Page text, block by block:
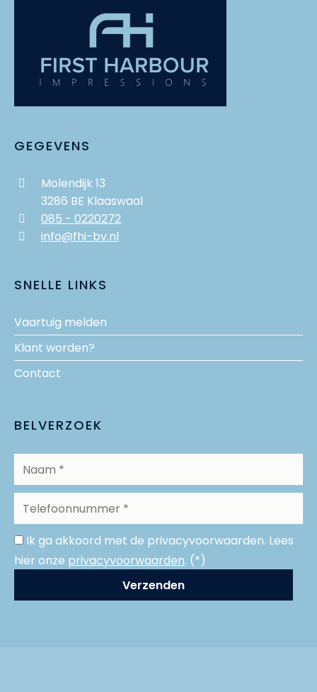
GEGEVENS
Molendijk 13
3286 BE Klaaswaal
085 - 0220272
info@fhi-bv.nl
SNELLE LINKS
Vaartuig melden
Klant worden?
Contact
BELVERZOEK
Ik ga akkoord met de privacyvoorwaarden. Lees
hier onze privacyvoorwaarden. (*)